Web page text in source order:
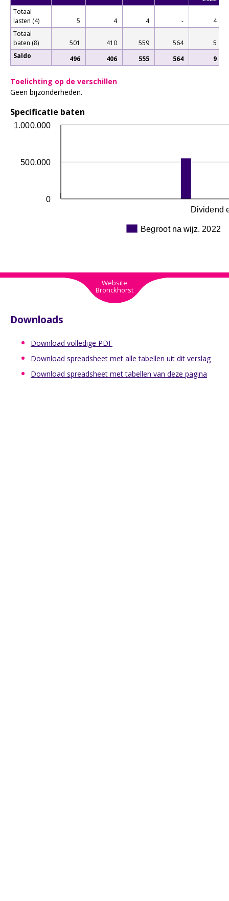
Totaal
lasten (4)
5 4 4 - 4
Totaal
baten (8)
501 410 559 564 5
Saldo
496 406 555 564 9
Toelichting op de verschillen
Geen bijzonderheden.
Specificatie baten
Begroot na wijz. 2022
Dividend
0
500.000
1.000.000
Website
Bronckhorst
Downloads
Download volledige PDF
Download spreadsheet met alle tabellen uit dit verslag
Download spreadsheet met tabellen van deze pagina